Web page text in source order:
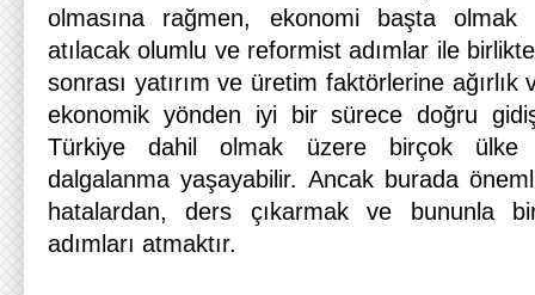
olmasına rağmen, ekonomi başta
atılacak olumlu ve reformist adımlar ile
sonrası yatırım ve üretim faktörlerine
ekonomik yönden iyi bir sürece doğru
Türkiye dahil olmak üzere birçok ülke
dalgalanma yaşayabilir. Ancak burada
hatalardan, ders çıkarmak ve bununla
adımları atmaktır.